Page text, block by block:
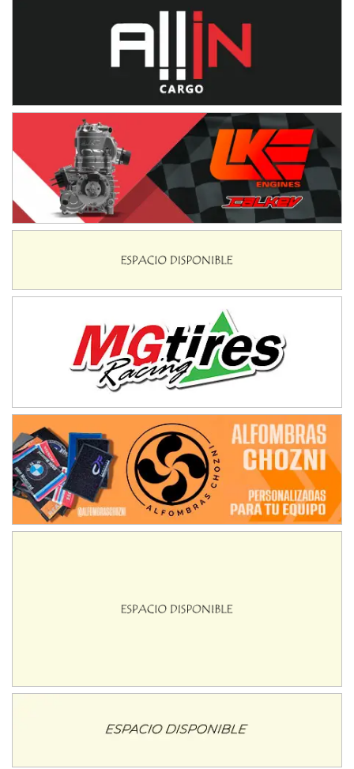
NORESTE SANTAFESINO - F6
Rufino (Santa Fe)
TUCUMANO - F5
Juan Navarro (Asfalto)
El Timbó (Tucumán)